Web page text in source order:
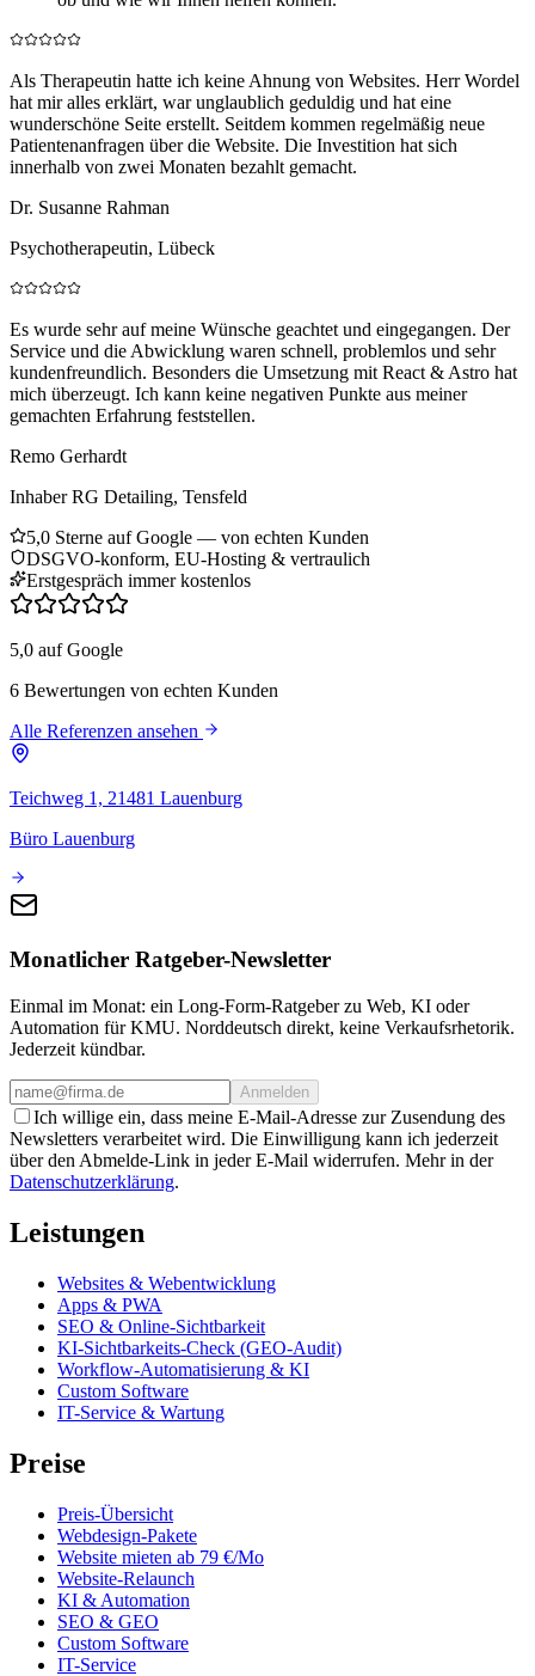
Als Therapeutin hatte ich keine Ahnung von Websites. Herr Wordel
hat mir alles erklärt, war unglaublich geduldig und hat eine
wunderschöne Seite erstellt. Seitdem kommen regelmäßig neue
Patientenanfragen über die Website. Die Investition hat sich
innerhalb von zwei Monaten bezahlt gemacht.
Dr. Susanne Rahman
Psychotherapeutin, Lübeck
Es wurde sehr auf meine Wünsche geachtet und eingegangen. Der
Service und die Abwicklung waren schnell, problemlos und sehr
kundenfreundlich. Besonders die Umsetzung mit React & Astro hat
mich überzeugt. Ich kann keine negativen Punkte aus meiner
gemachten Erfahrung feststellen.
Remo Gerhardt
Inhaber RG Detailing, Tensfeld
5,0 Sterne auf Google — von echten Kunden
DSGVO-konform, EU-Hosting & vertraulich
Erstgespräch immer kostenlos
5,0 auf Google
6 Bewertungen von echten Kunden
Alle Referenzen ansehen
Teichweg 1, 21481 Lauenburg
Büro Lauenburg
Monatlicher Ratgeber-Newsletter
Einmal im Monat: ein Long-Form-Ratgeber zu Web, KI oder
Automation für KMU. Norddeutsch direkt, keine Verkaufsrhetorik.
Jederzeit kündbar.
Anmelden
Ich willige ein, dass meine E-Mail-Adresse zur Zusendung des
Newsletters verarbeitet wird. Die Einwilligung kann ich jederzeit
über den Abmelde-Link in jeder E-Mail widerrufen. Mehr in der
Datenschutzerklärung.
Leistungen
Websites & Webentwicklung
Apps & PWA
SEO & Online-Sichtbarkeit
KI-Sichtbarkeits-Check (GEO-Audit)
Workflow-Automatisierung & KI
Custom Software
IT-Service & Wartung
Preise
Preis-Übersicht
Webdesign-Pakete
Website mieten ab 79 €/Mo
Website-Relaunch
KI & Automation
SEO & GEO
Custom Software
IT-Service